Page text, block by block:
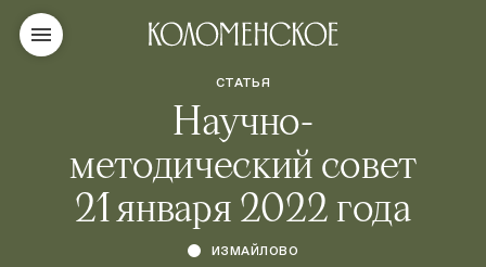
СТАТЬЯ
Научно-
методический совет
21 января 2022 года
ИЗМАЙЛОВО